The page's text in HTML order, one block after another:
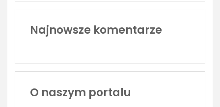
Najnowsze komentarze
O naszym portalu